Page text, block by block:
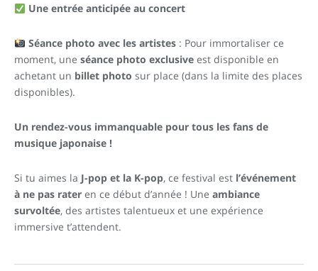
Une entrée anticipée au concert
Séance photo avec les artistes: Pour immortaliser ce
moment, une séance photo exclusive est disponible en
achetant un billet photo sur place (dans la limite des places
disponibles).
Un rendez-vous immanquable pour tous les fans de
musique japonaise !
Si tu aimes la J-pop et la K-pop, ce festival est l’événement
à ne pas rater en ce début d’année ! Une ambiance
survoltée, des artistes talentueux et une expérience
immersive t’attendent.